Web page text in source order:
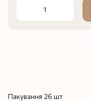
Пакування 26 шт